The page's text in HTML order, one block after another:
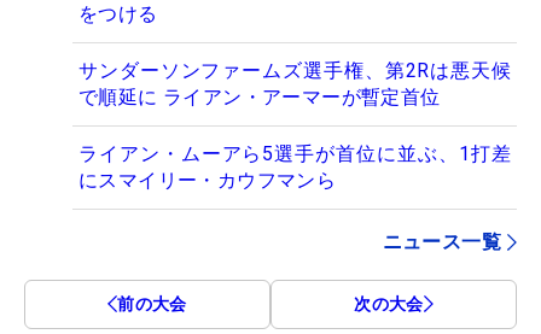
をつける
サンダーソンファームズ選手権、第2Rは悪天候
で順延に ライアン・アーマーが暫定首位
ライアン・ムーアら5選手が首位に並ぶ、1打差
にスマイリー・カウフマンら
ニュース一覧
前の大会 次の大会